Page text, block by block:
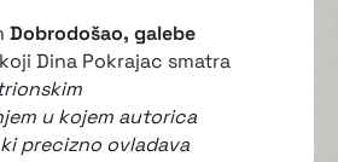
Dobrodošao, galebe
koji Dina Pokrajac smatra
u kojem autorica
precizno ovladava